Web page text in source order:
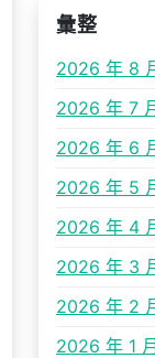
彙整
2026 年 8
2026 年 7
2026 年 6
2026 年 5
2026 年 4
2026 年 3
2026 年 2
2026 年 1 月